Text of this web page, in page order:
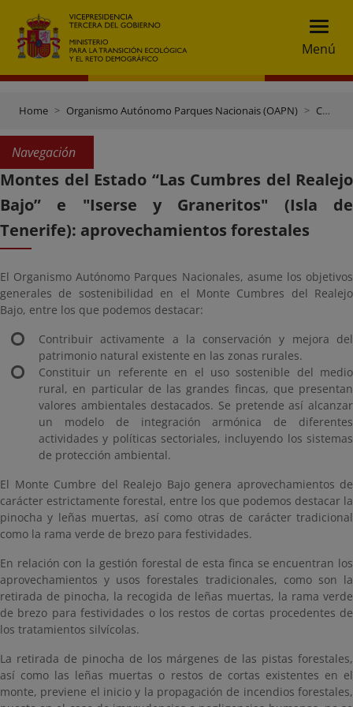
Menú
Home Organismo Autónomo Parques Nacionais (OAPN) Centros e Terreos
Navegación
Montes del Estado “Las Cumbres del Realejo
Bajo” e "Iserse y Graneritos" (Isla de
Tenerife): aprovechamientos forestales
El Organismo Autónomo Parques Nacionales, asume los objetivos
generales de sostenibilidad en el Monte Cumbres del Realejo
Bajo, entre los que podemos destacar:
Contribuir activamente a la conservación y mejora del
patrimonio natural existente en las zonas rurales.
Constituir un referente en el uso sostenible del medio
rural, en particular de las grandes fincas, que presentan
valores ambientales destacados. Se pretende así alcanzar
un modelo de integración armónica de diferentes
actividades y políticas sectoriales, incluyendo los sistemas
de protección ambiental.
El Monte Cumbre del Realejo Bajo genera aprovechamientos de
carácter estrictamente forestal, entre los que podemos destacar la
pinocha y leñas muertas, así como otras de carácter tradicional
como la rama verde de brezo para festividades.
En relación con la gestión forestal de esta finca se encuentran los
aprovechamientos y usos forestales tradicionales, como son la
retirada de pinocha, la recogida de leñas muertas, la rama verde
de brezo para festividades o los restos de cortas procedentes de
los tratamientos silvícolas.
La retirada de pinocha de los márgenes de las pistas forestales,
así como las leñas muertas o restos de cortas existentes en el
monte, previene el inicio y la propagación de incendios forestales,